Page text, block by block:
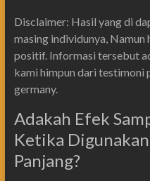
Disclaimer: Hasil yang di
masing individunya, Namun
positif. Informasi tersebut
kami himpun dari testimoni
germany.
Adakah Efek
Ketika
Panjang?